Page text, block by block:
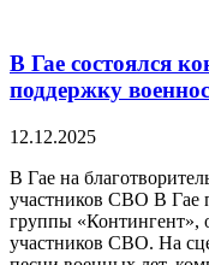
В Гае состоялся
поддержку
12.12.2025
В Гае на
участников СВО В Гае
группы «Контингент»,
участников СВО. На